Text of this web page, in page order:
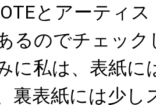
とアーティ
るのでチェッ
に私は、表紙に
裏表紙には少し